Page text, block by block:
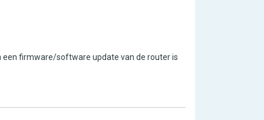
een firmware/software update van de router is